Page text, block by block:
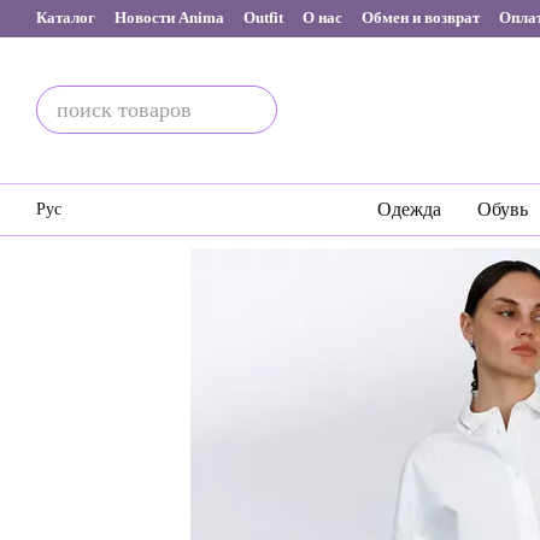
Перейти к основному контенту
Каталог Новости Anima Outfit О нас Обмен и возврат
Рус Одежда Обувь